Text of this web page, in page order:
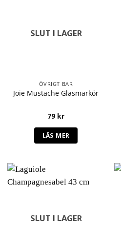
SLUT I LAGER
ÖVRIGT BAR
Joie Mustache Glasmarkör
79 kr
LÄS MER
SLUT I LAGER